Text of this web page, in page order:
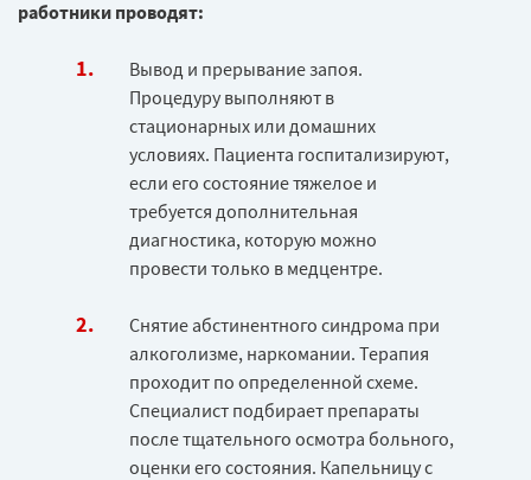
работники проводят:
Вывод и прерывание запоя.
Процедуру выполняют в
стационарных или домашних
условиях. Пациента госпитализируют,
если его состояние тяжелое и
требуется дополнительная
диагностика, которую можно
провести только в медцентре.
Снятие абстинентного синдрома при
алкоголизме, наркомании. Терапия
проходит по определенной схеме.
Специалист подбирает препараты
после тщательного осмотра больного,
оценки его состояния. Капельницу с